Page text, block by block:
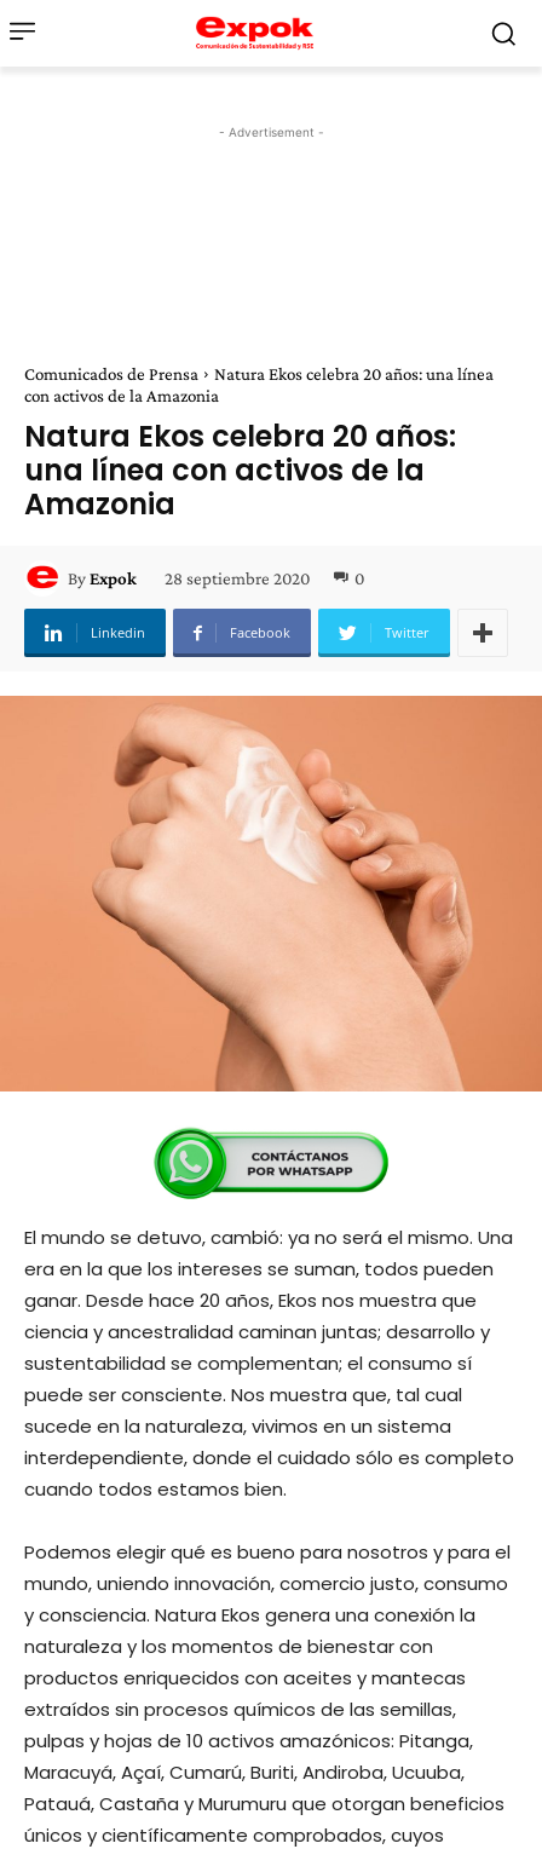
- Advertisement -
Comunicados de Prensa
Natura Ekos celebra 20 años: una línea
con activos de la Amazonia
Natura Ekos celebra 20 años:
una línea con activos de la
Amazonia
ByExpok 28 septiembre 2020 0
Linkedin Facebook Twitter
El mundo se detuvo, cambió: ya no será el mismo. Una
era en la que los intereses se suman, todos pueden
ganar. Desde hace 20 años, Ekos nos muestra que
ciencia y ancestralidad caminan juntas; desarrollo y
sustentabilidad se complementan; el consumo sí
puede ser consciente. Nos muestra que, tal cual
sucede en la naturaleza, vivimos en un sistema
interdependiente, donde el cuidado sólo es completo
cuando todos estamos bien.
Podemos elegir qué es bueno para nosotros y para el
mundo, uniendo innovación, comercio justo, consumo
y consciencia. Natura Ekos genera una conexión la
naturaleza y los momentos de bienestar con
productos enriquecidos con aceites y mantecas
extraídos sin procesos químicos de las semillas,
pulpas y hojas de 10 activos amazónicos: Pitanga,
Maracuyá, Açaí, Cumarú, Buriti, Andiroba, Ucuuba,
Patauá, Castaña y Murumuru que otorgan beneficios
únicos y científicamente comprobados, cuyos